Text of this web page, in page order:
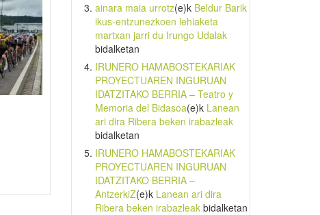
ainara maia urrotz(e)k Beldur Barik
ikus-entzunezkoen lehiaketa
martxan jarri du Irungo Udalak
bidalketan
IRUNERO HAMABOSTEKARIAK
PROYECTUAREN INGURUAN
IDATZITAKO BERRIA – Teatro y
Memoria del Bidasoa(e)k Lanean
ari dira Ribera beken irabazleak
bidalketan
IRUNERO HAMABOSTEKARIAK
PROYECTUAREN INGURUAN
IDATZITAKO BERRIA –
AntzerkiZ(e)k Lanean ari dira
Ribera beken irabazleakbidalketan